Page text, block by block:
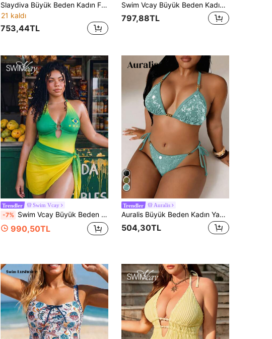
Slaydiva Büyük Beden Kadın Fuşya Askılı Zincir Detaylı Seksi Tek Parça Mayo, Plaj Tatili, İlkbahar/Yaz İçin Uygun
21 kaldı
753,44TL
Swim Vcay Büyük Beden Kadın Tek Renk Basit Günlük İçi Boş Tek Parça Mayo, Yaz Plajı
797,88TL
Trendler Swim Vcay
-7% Swim Vcay Büyük Beden Kadın Yazlık Brezilya Stili Gradyan Tek Parça Mayo 2 Parça Set, Tatil Stili Halter Yaka Derin V Metal Halka Oyuk Tasarım, Gradyan File Bel Sarımı ile Kombin, Plaj Tatili, Havuz Partisi ve Günlük Casual Giyim İçin Uygun
990,50TL
Trendler Auralis
Auralis Büyük Beden Kadın Yazlık Plaj Düz Renk Payetli Boyundan Bağlamalı Seksi Moda Bikini İki Parça Mayo Takımı
504,30TL